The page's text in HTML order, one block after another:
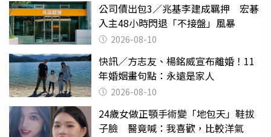
公司債出包3／兆基李建成羈押 宏碁
入主48小時閃退「不接盤」風暴
2026-08-10
快訊／方志友、楊銘威宣布離婚！11
年婚姻畫句點：永遠是家人
2026-08-10
24歲女做正顎手術變「地包天」鞋拔
子臉 醫竟喊：我喜歡，比較洋氣